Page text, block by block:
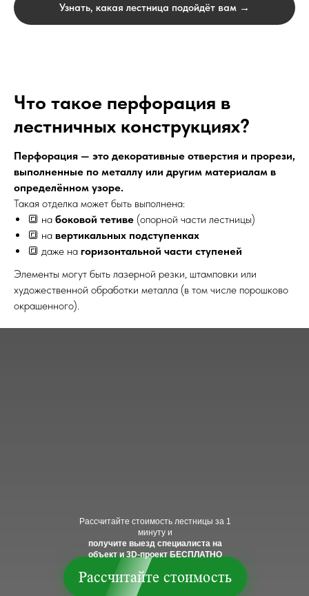
Узнать, какая лестница подойдёт вам →
Что такое перфорация в
лестничных конструкциях?
Перфорация — это декоративные отверстия и прорези,
выполненные по металлу или другим материалам в
определённом узоре.
Такая отделка может быть выполнена:
🔳 на боковой тетиве (опорной части лестницы)
🔳 на вертикальных подступенках
🔳 даже на горизонтальной части ступеней
Элементы могут быть лазерной резки, штамповки или
художественной обработки металла (в том числе порошково
окрашенного).
Рассчитайте стоимость
Рассчитайте стоимость лестницы за 1
минуту и
получите выезд специалиста на
объект и 3D-проект БЕСПЛАТНО